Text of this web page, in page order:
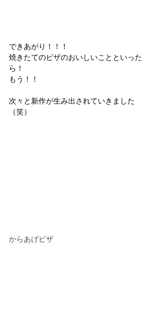
できあがり！！！
焼きたてのピザのおいしいことといった
ら！
もう！！
次々と新作が生み出されていきました
（笑）
からあげピザ